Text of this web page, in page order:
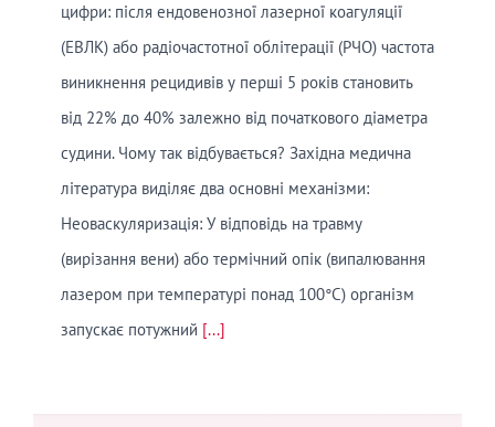
цифри: після ендовенозної лазерної коагуляції
(ЕВЛК) або радіочастотної облітерації (РЧО) частота
виникнення рецидивів у перші 5 років становить
від 22% до 40% залежно від початкового діаметра
судини. Чому так відбувається? Західна медична
література виділяє два основні механізми:
Неоваскуляризація: У відповідь на травму
(вирізання вени) або термічний опік (випалювання
лазером при температурі понад 100°C) організм
запускає потужний [...]